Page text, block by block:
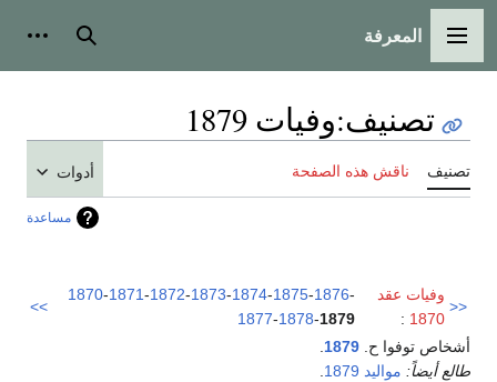
القائمة الرئيسية
المعرفة بحث
تصنيف:وفيات 1879
تصنيف ناقش هذه الصفحة أدوات
مساعدة
<<
وفيات عقد
1870
:
1870-1871-1872-1873-1874-1875-1876-
1877-1878-1879
>>
أشخاص توفوا ح. 1879
طالع أيضاً: مواليد 1879